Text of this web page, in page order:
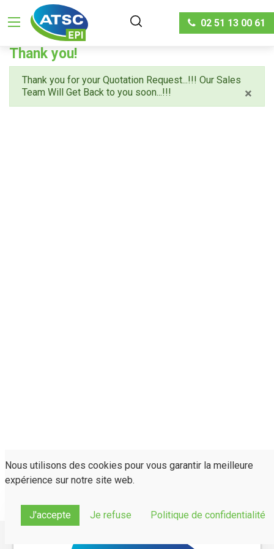
02 51 13 00 61
Thank you!
Thank you for your Quotation Request...!!! Our Sales
Team Will Get Back to you soon...!!!
×
Nous utilisons des cookies pour vous garantir la meilleure
expérience sur notre site web.
J'accepte Je refuse Politique de confidentialité